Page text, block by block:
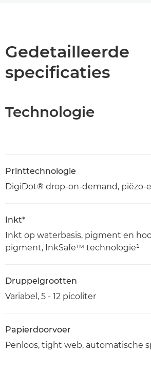
Gedetailleerde
specificaties
Technologie
Printtechnologie
DigiDot® drop-on-demand, piëzo-
Inkt*
Inkt op waterbasis, pigment en
pigment, InkSafe™ technologie¹
Druppelgrootten
Variabel, 5 - 12 picoliter
Papierdoorvoer
Penloos, tight web, automatische